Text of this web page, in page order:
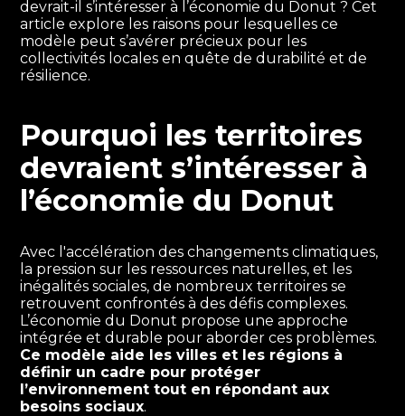
devrait-il s’intéresser à l’économie du Donut ? Cet
article explore les raisons pour lesquelles ce
modèle peut s’avérer précieux pour les
collectivités locales en quête de durabilité et de
résilience.
Pourquoi les territoires
devraient s’intéresser à
l’économie du Donut
Avec l'accélération des changements climatiques,
la pression sur les ressources naturelles, et les
inégalités sociales, de nombreux territoires se
retrouvent confrontés à des défis complexes.
L’économie du Donut propose une approche
intégrée et durable pour aborder ces problèmes.
Ce modèle aide les villes et les régions à
définir un cadre pour protéger
l’environnement tout en répondant aux
besoins sociaux.